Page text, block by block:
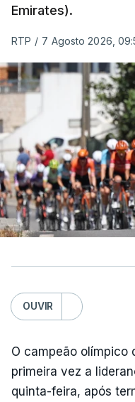
Emirates).
RTP / 7 Agosto 2026,
OUVIR
O campeão olímpico
primeira vez a
quinta-feira, após